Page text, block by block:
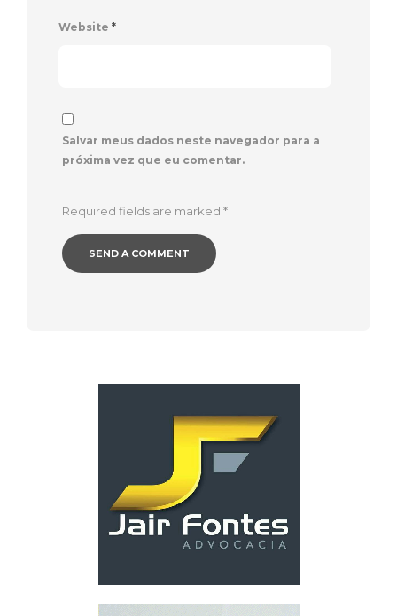
Website *
Salvar meus dados neste navegador para a
próxima vez que eu comentar.
Required fields are marked *